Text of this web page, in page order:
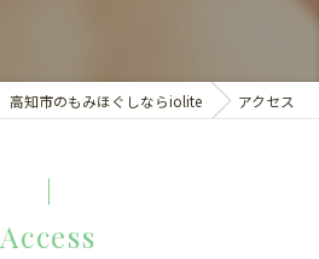
高知市のもみほぐしならiolite アクセス
Access